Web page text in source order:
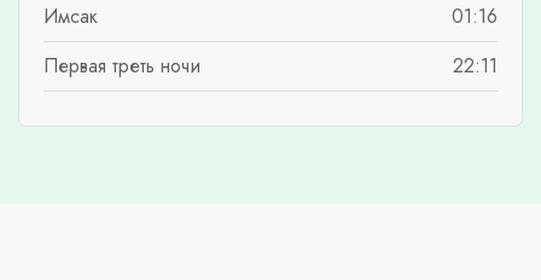
Имсак
01:16
Первая треть ночи
22:11